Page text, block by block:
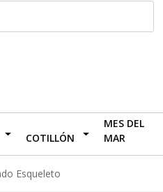
COTILLÓN
MES DEL
MAR
Esqueleto